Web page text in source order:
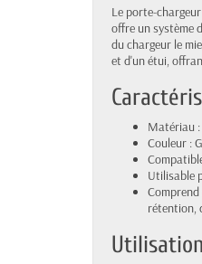
Le porte-
offre un système
du chargeur le
et d'un étui,
Matériau :
Couleur :
Utilisable
rétention,
Utilisation